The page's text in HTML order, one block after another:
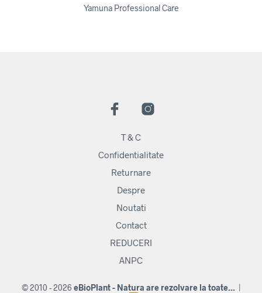
Yamuna Professional Care
T & C
Confidentialitate
Returnare
Despre
Noutati
Contact
REDUCERI
ANPC
© 2010 - 2026 eBioPlant - Natura are rezolvare la toate... |